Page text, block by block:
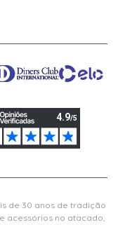
de 30 anos de tradição
acessórios no atacado,